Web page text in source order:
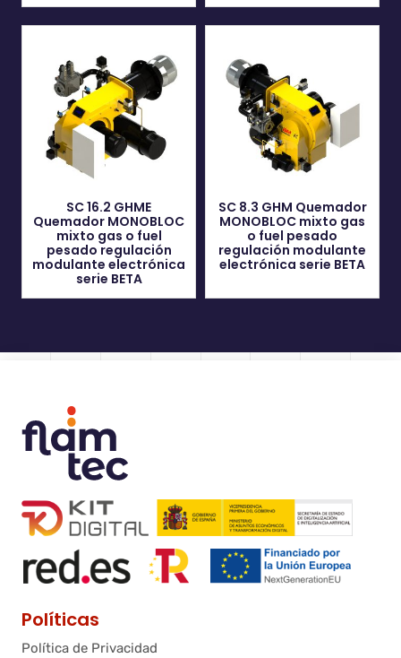
SC 16.2 GHME
Quemador MONOBLOC
mixto gas o fuel
pesado regulación
modulante electrónica
serie BETA
SC 8.3 GHM Quemador
MONOBLOC mixto gas
o fuel pesado
regulación modulante
electrónica serie BETA
Políticas
Política de Privacidad